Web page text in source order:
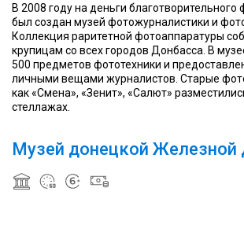
В 2008 году на деньги
был создан музей фотожурналистики и
Коллекция раритетной фотоаппаратуры
крупицам со всех городов Донбасса. В
500 предметов фототехники и
личными вещами журналистов. Старые
как «Смена», «Зенит», «Салют»
стеллажах.
Музей донецкой Железной